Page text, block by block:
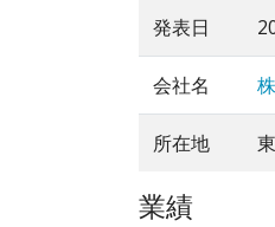
発表日
会社名
所在地
業績